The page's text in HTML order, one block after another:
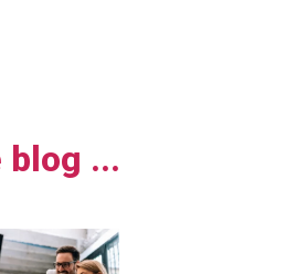
blog ...